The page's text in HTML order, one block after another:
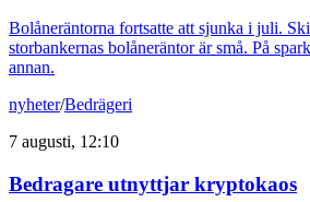
Bolåneräntorna fortsatte att sjunka i juli.
storbankernas bolåneräntor är små. På
annan.
nyheter/Bedrägeri
7 augusti, 12:10
Bedragare utnyttjar kryptokaos